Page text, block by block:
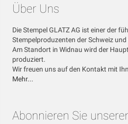
Über Uns
Die Stempel GLATZ AG ist einer der
Stempelproduzenten der Schweiz
Am Standort in Widnau wird der
produziert.
Wir freuen uns auf den Kontakt mit
Mehr...
Abonnieren Sie